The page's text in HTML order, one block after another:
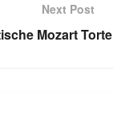
Next Post
Mozart